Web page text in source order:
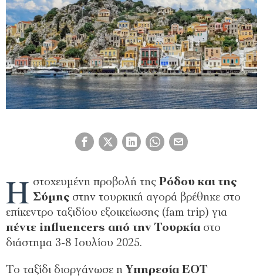
Η στοχευμένη προβολή της Ρόδου και της
Σύμηςστην τουρκική αγορά βρέθηκε στο
επίκεντρο ταξιδίου εξοικείωσης (fam trip) για
πέντε influencers από την Τουρκία στο
διάστημα 3-8 Ιουλίου 2025.
Το ταξίδι διοργάνωσε η Υπηρεσία ΕΟΤ